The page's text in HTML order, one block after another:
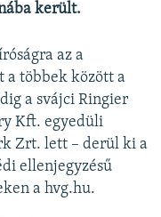
került.
az a
a többek között a
a svájci Ringier
Kft. egyedüli
Zrt. lett – derül ki a
ellenjegyzésű
a hvg.hu.